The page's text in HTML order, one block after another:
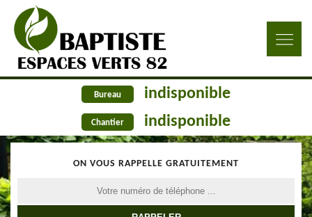
Bureau indisponible
Chantier indisponible
ON VOUS RAPPELLE GRATUITEMENT